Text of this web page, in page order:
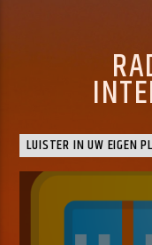
LUISTER IN UW EIGEN